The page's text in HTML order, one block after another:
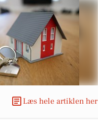
Læs hele artiklen her